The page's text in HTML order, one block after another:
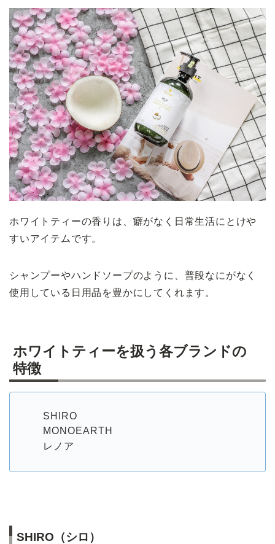
ホワイトティーの香りは、癖がなく日常生活にとけや
すいアイテムです。
シャンプーやハンドソープのように、普段なにがなく
使用している日用品を豊かにしてくれます。
ホワイトティーを扱う各ブランドの
特徴
SHIRO
MONOEARTH
レノア
SHIRO（シロ）